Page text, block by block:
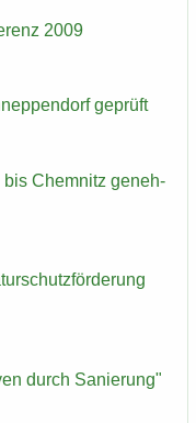
2009
ge­prüft
bis Chem­nitz ge­neh­
durch Sa­nie­rung"